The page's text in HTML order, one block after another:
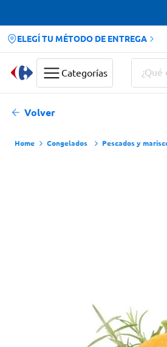
ELEGÍ TU MÉTODO DE ENTREGA
Categorías
¿Qué
Volver
Congelados Pescados y
Términos más